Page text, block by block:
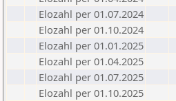
Elozahl per 01.07.2024
Elozahl per 01.10.2024
Elozahl per 01.01.2025
Elozahl per 01.04.2025
Elozahl per 01.07.2025
Elozahl per 01.10.2025